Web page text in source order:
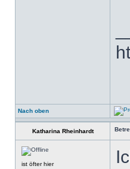
Nach oben
Katharina Rheinhardt
ist öfter hier